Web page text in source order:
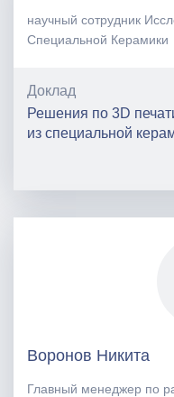
научный сотрудник
Специальной Керамики
Доклад
Решения по 3D
из специальной
Воронов Никита
Главный менеджер по